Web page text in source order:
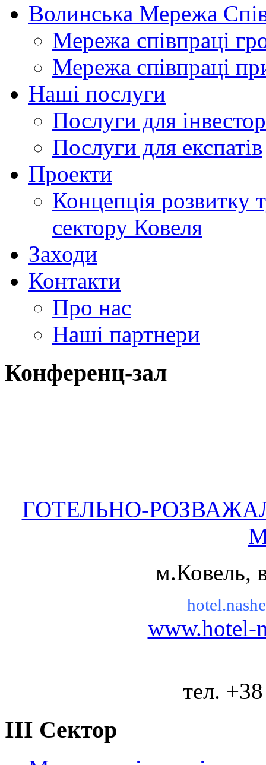
Волинська Мережа
Мережа співпраці
Мережа співпраці
Наші послуги
Послуги для
Послуги для експатів
Проекти
Концепція розвитку
сектору Ковеля
Заходи
Контакти
Про нас
Наші партнери
Конференц-зал
ГОТЕЛЬНО-
м.Ковель,
www.hotel-
тел.
ІІІ Сектор